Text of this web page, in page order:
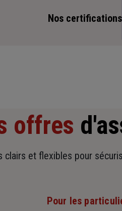
Nos certifications
offres
clairs et flexibles pour
Pour les